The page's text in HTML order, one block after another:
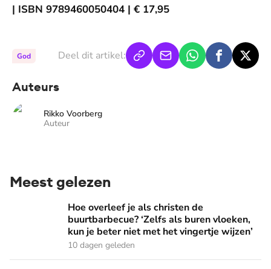
| ISBN 9789460050404 | € 17,95
God Deel dit artikel:
Auteurs
Rikko Voorberg
Auteur
Meest gelezen
Hoe overleef je als christen de buurtbarbecue? ‘Zelfs als
Hoe overleef je als christen de
buurtbarbecue? ‘Zelfs als buren vloeken,
kun je beter niet met het vingertje wijzen’
10 dagen geleden